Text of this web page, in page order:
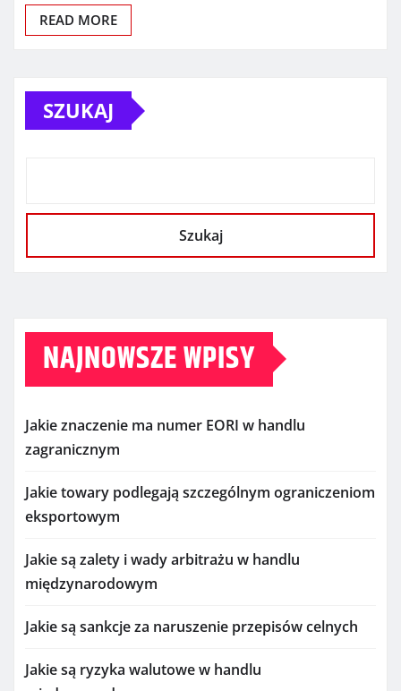
READ MORE
SZUKAJ
Szukaj
NAJNOWSZE WPISY
Jakie znaczenie ma numer EORI w handlu
zagranicznym
Jakie towary podlegają szczególnym ograniczeniom
eksportowym
Jakie są zalety i wady arbitrażu w handlu
międzynarodowym
Jakie są sankcje za naruszenie przepisów celnych
Jakie są ryzyka walutowe w handlu